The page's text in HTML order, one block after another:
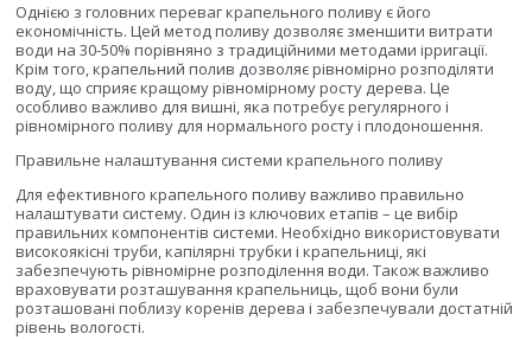
Однією з головних переваг крапельного поливу є його
економічність. Цей метод поливу дозволяє зменшити витрати
води на 30-50% порівняно з традиційними методами ірригації.
Крім того, крапельний полив дозволяє рівномірно розподіляти
воду, що сприяє кращому рівномірному росту дерева. Це
особливо важливо для вишні, яка потребує регулярного і
рівномірного поливу для нормального росту і плодоношення.
Правильне налаштування системи крапельного поливу
Для ефективного крапельного поливу важливо правильно
налаштувати систему. Один із ключових етапів – це вибір
правильних компонентів системи. Необхідно використовувати
високоякісні труби, капілярні трубки і крапельниці, які
забезпечують рівномірне розподілення води. Також важливо
враховувати розташування крапельниць, щоб вони були
розташовані поблизу коренів дерева і забезпечували достатній
рівень вологості.